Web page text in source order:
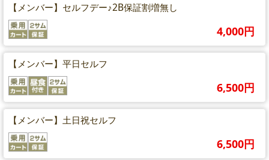
【メンバー】セルフデー♪2B保証割増無し
4,000円
【メンバー】平日セルフ
6,500円
【メンバー】土日祝セルフ
6,500円